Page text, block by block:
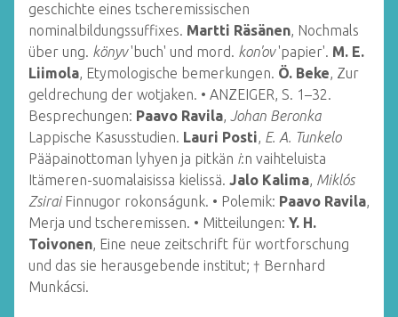
geschichte eines tscheremissischen
nominalbildungssuffixes. Martti Räsänen, Nochmals
über ung. könyv'buch' und mord. kon'ov'papier'. M. E.
Liimola, Etymologische bemerkungen. Ö. Beke, Zur
geldrechung der wotjaken. • ANZEIGER, S. 1–32.
Besprechungen: Paavo Ravila, Johan Beronka
Lappische Kasusstudien. Lauri Posti, E. A. Tunkelo
Pääpainottoman lyhyen ja pitkän i:n vaihteluista
Itämeren-suomalaisissa kielissä. Jalo Kalima, Miklós
Zsirai Finnugor rokonságunk. • Polemik: Paavo Ravila,
Merja und tscheremissen. • Mitteilungen: Y. H.
Toivonen, Eine neue zeitschrift für wortforschung
und das sie herausgebende institut; † Bernhard
Munkácsi.